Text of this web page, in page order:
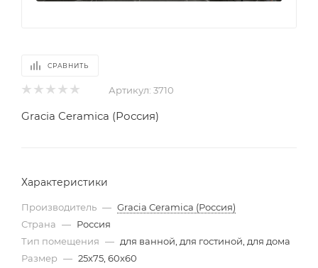
СРАВНИТЬ
Артикул: 3710
Gracia Ceramica (Россия)
Характеристики
Производитель — Gracia Ceramica (Россия)
Страна — Россия
Тип помещения — для ванной, для гостиной, для дома
Размер — 25x75, 60x60